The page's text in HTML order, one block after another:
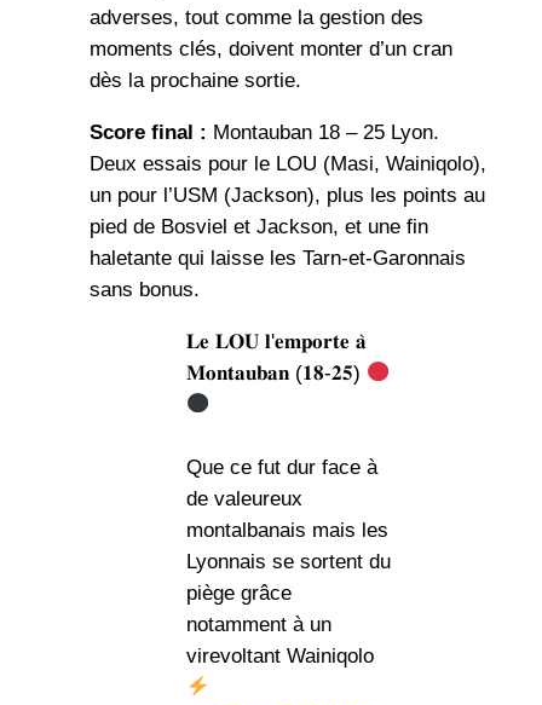
adverses, tout comme la gestion des
moments clés, doivent monter d’un cran
dès la prochaine sortie.
Score final : Montauban 18 – 25 Lyon.
Deux essais pour le LOU (Masi, Wainiqolo),
un pour l’USM (Jackson), plus les points au
pied de Bosviel et Jackson, et une fin
haletante qui laisse les Tarn-et-Garonnais
sans bonus.
𝐋𝐞 𝐋𝐎𝐔 𝐥'𝐞𝐦𝐩𝐨𝐫𝐭𝐞 𝐚̀
𝐌𝐨𝐧𝐭𝐚𝐮𝐛𝐚𝐧 (𝟏𝟖-𝟐𝟓)
Que ce fut dur face à
de valeureux
montalbanais mais les
Lyonnais se sortent du
piège grâce
notamment à un
virevoltant Wainiqolo